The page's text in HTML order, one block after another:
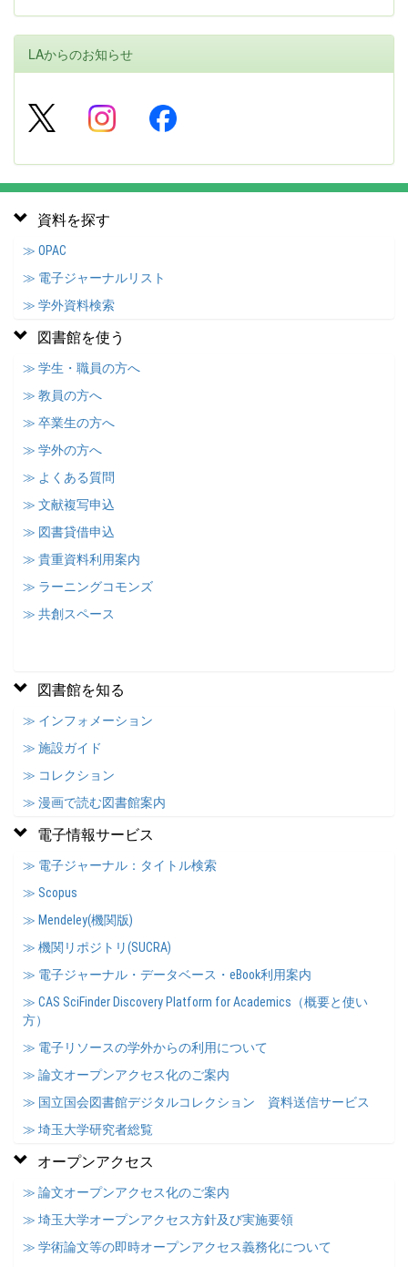
LAからのお知らせ
資料を探す
≫ OPAC
≫ 電子ジャーナルリスト
≫ 学外資料検索
図書館を使う
≫ 学生・職員の方へ
≫ 教員の方へ
≫ 卒業生の方へ
≫ 学外の方へ
≫ よくある質問
≫ 文献複写申込
≫ 図書貸借申込
≫ 貴重資料利用案内
≫ ラーニングコモンズ
≫ 共創スペース
図書館を知る
≫ インフォメーション
≫ 施設ガイド
≫ コレクション
≫ 漫画で読む図書館案内
電子情報サービス
≫ 電子ジャーナル：タイトル検索
≫ Scopus
≫ Mendeley(機関版)
≫ 機関リポジトリ(SUCRA)
≫ 電子ジャーナル・データベース・eBook利用案内
≫ CAS SciFinder Discovery Platform for Academics（概要と使い
方）
≫ 電子リソースの学外からの利用について
≫ 論文オープンアクセス化のご案内
≫ 国立国会図書館デジタルコレクション 資料送信サービス
≫ 埼玉大学研究者総覧
オープンアクセス
≫ 論文オープンアクセス化のご案内
≫ 埼玉大学オープンアクセス方針及び実施要領
≫ 学術論文等の即時オープンアクセス義務化について